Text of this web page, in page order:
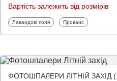
Вартість залежить від розмірів
Фотошпалери
Лавандові поля Фотошпалери
Прованс
ФОТОШПАЛЕРИ ЛІТНІЙ ЗАХІД (